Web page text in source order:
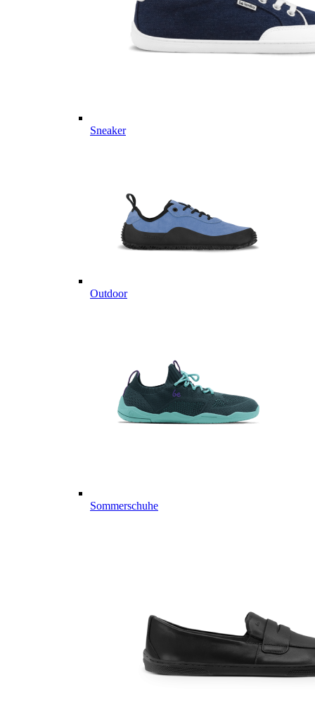
Sneaker
Outdoor
Sommerschuhe